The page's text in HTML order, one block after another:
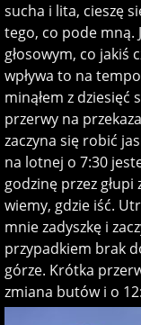
sucha i lita, cieszę
tego, co pode mną.
głosowym, co jakiś
wpływa to na
minąłem z
przerwy na
zaczyna się robić
na lotnej o 7:30
godzinę przez
wiemy, gdzie iść.
mnie zadyszkę i
przypadkiem brak
górze. Krótka
zmiana butów i o